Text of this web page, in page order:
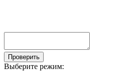
Проверить
Выберите режим: